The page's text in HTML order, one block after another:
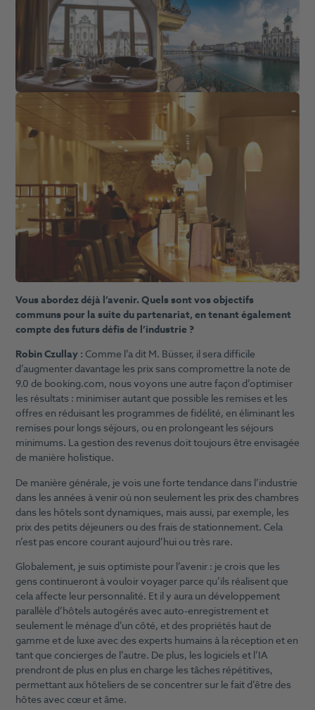
Vous abordez déjà l’avenir. Quels sont vos objectifs
communs pour la suite du partenariat, en tenant également
compte des futurs défis de l’industrie ?
Robin Czullay :Comme l’a dit M. Büsser, il sera difficile
d’augmenter davantage les prix sans compromettre la note de
9.0 de booking.com, nous voyons une autre façon d’optimiser
les résultats : minimiser autant que possible les remises et les
offres en réduisant les programmes de fidélité, en éliminant les
remises pour longs séjours, ou en prolongeant les séjours
minimums. La gestion des revenus doit toujours être envisagée
de manière holistique.
De manière générale, je vois une forte tendance dans l’industrie
dans les années à venir où non seulement les prix des chambres
dans les hôtels sont dynamiques, mais aussi, par exemple, les
prix des petits déjeuners ou des frais de stationnement. Cela
n’est pas encore courant aujourd’hui ou très rare.
Globalement, je suis optimiste pour l’avenir : je crois que les
gens continueront à vouloir voyager parce qu’ils réalisent que
cela affecte leur personnalité. Et il y aura un développement
parallèle d’hôtels autogérés avec auto-enregistrement et
seulement le ménage d’un côté, et des propriétés haut de
gamme et de luxe avec des experts humains à la réception et en
tant que concierges de l’autre. De plus, les logiciels et l’IA
prendront de plus en plus en charge les tâches répétitives,
permettant aux hôteliers de se concentrer sur le fait d’être des
hôtes avec cœur et âme.